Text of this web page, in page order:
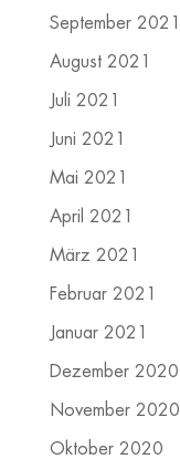
September 2021
August 2021
Juli 2021
Juni 2021
Mai 2021
April 2021
März 2021
Februar 2021
Januar 2021
Dezember 2020
November 2020
Oktober 2020